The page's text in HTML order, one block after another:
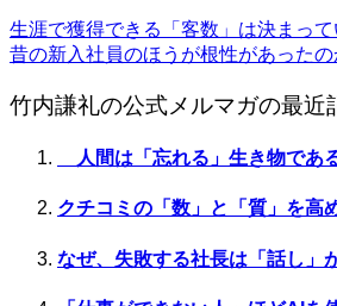
生涯で獲得できる「客数」は決まって
昔の新入社員のほうが根性があったの
竹内謙礼の公式メルマガの最近
人間は「忘れる」生き物である
クチコミの「数」と「質」を高
なぜ、失敗する社長は「話し」